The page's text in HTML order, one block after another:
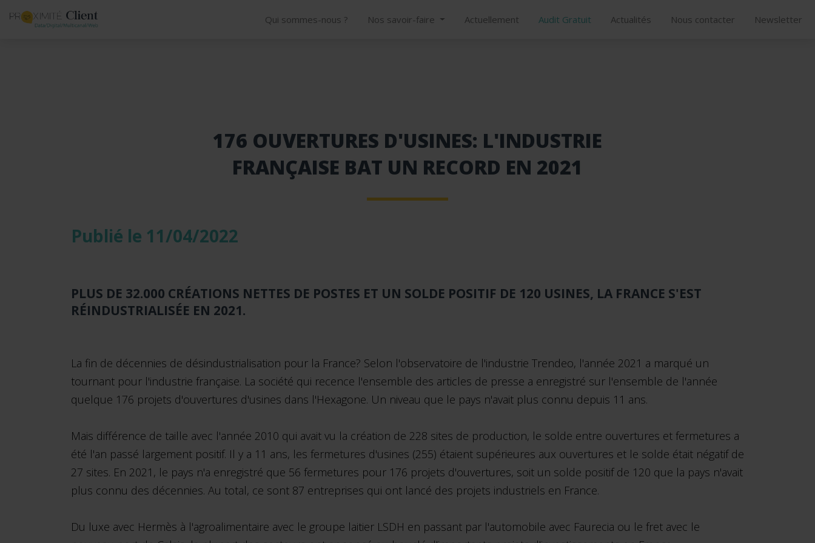
Qui sommes-nous ? Nos savoir-faire Actuellement Audit Gratuit Actualités Nous contacter Newsletter
176 OUVERTURES D'USINES: L'INDUSTRIE
FRANÇAISE BAT UN RECORD EN 2021
Publié le 11/04/2022
PLUS DE 32.000 CRÉATIONS NETTES DE POSTES ET UN SOLDE POSITIF DE 120 USINES, LA FRANCE S'EST
RÉINDUSTRIALISÉE EN 2021.
La fin de décennies de désindustrialisation pour la France? Selon l'observatoire de l'industrie Trendeo, l'année 2021 a marqué un
tournant pour l'industrie française. La société qui recence l'ensemble des articles de presse a enregistré sur l'ensemble de l'année
quelque 176 projets d'ouvertures d'usines dans l'Hexagone. Un niveau que le pays n'avait plus connu depuis 11 ans.
Mais différence de taille avec l'année 2010 qui avait vu la création de 228 sites de production, le solde entre ouvertures et fermetures a
été l'an passé largement positif. Il y a 11 ans, les fermetures d'usines (255) étaient supérieures aux ouvertures et le solde était négatif de
27 sites. En 2021, le pays n'a enregistré que 56 fermetures pour 176 projets d'ouvertures, soit un solde positif de 120 que la pays n'avait
plus connu des décennies. Au total, ce sont 87 entreprises qui ont lancé des projets industriels en France.
Du luxe avec Hermès à l'agroalimentaire avec le groupe laitier LSDH en passant par l'automobile avec Faurecia ou le fret avec le